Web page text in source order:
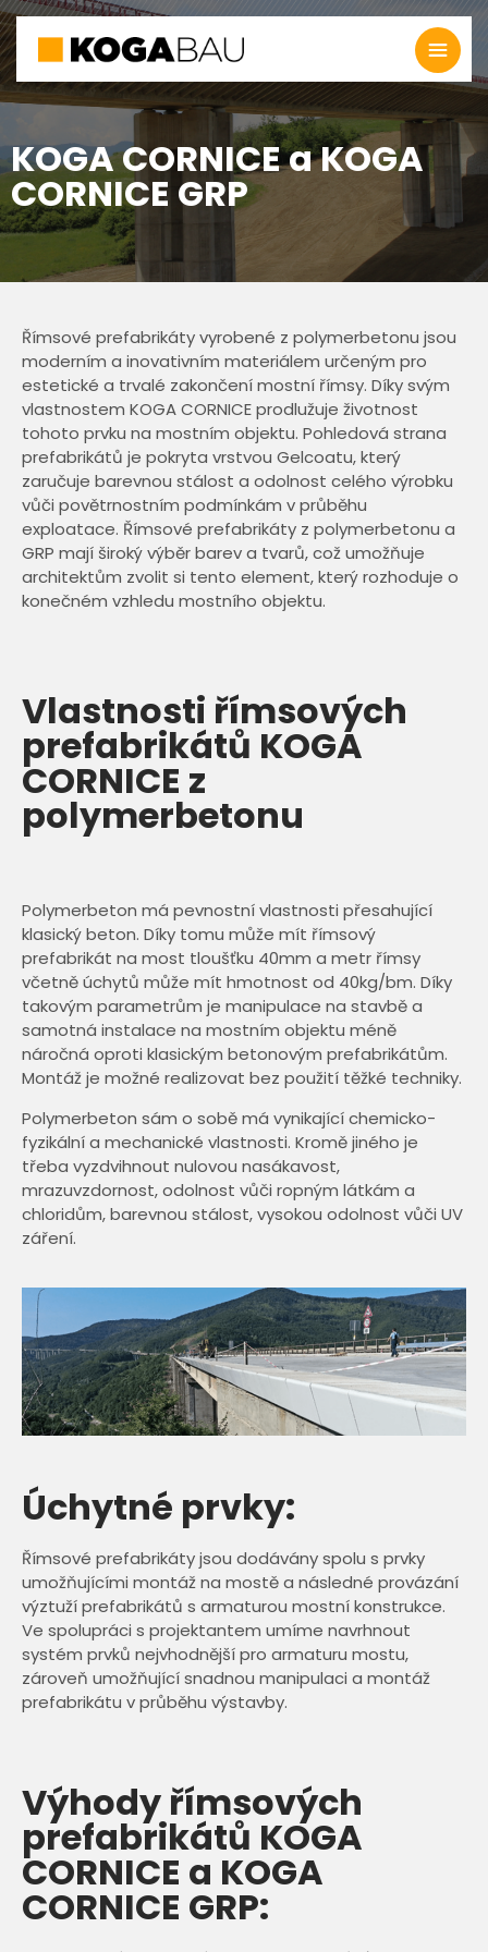
KOGA CORNICE a KOGA
CORNICE GRP
Římsové prefabrikáty vyrobené z polymerbetonu jsou
moderním a inovativním materiálem určeným pro
estetické a trvalé zakončení mostní římsy. Díky svým
vlastnostem KOGA CORNICE prodlužuje životnost
tohoto prvku na mostním objektu. Pohledová strana
prefabrikátů je pokryta vrstvou Gelcoatu, který
zaručuje barevnou stálost a odolnost celého výrobku
vůči povětrnostním podmínkám v průběhu
exploatace. Římsové prefabrikáty z polymerbetonu a
GRP mají široký výběr barev a tvarů, což umožňuje
architektům zvolit si tento element, který rozhoduje o
konečném vzhledu mostního objektu.
Vlastnosti římsových
prefabrikátů KOGA
CORNICE z
polymerbetonu
Polymerbeton má pevnostní vlastnosti přesahující
klasický beton. Díky tomu může mít římsový
prefabrikát na most tloušťku 40mm a metr římsy
včetně úchytů může mít hmotnost od 40kg/bm. Díky
takovým parametrům je manipulace na stavbě a
samotná instalace na mostním objektu méně
náročná oproti klasickým betonovým prefabrikátům.
Montáž je možné realizovat bez použití těžké techniky.
Polymerbeton sám o sobě má vynikající chemicko-
fyzikální a mechanické vlastnosti. Kromě jiného je
třeba vyzdvihnout nulovou nasákavost,
mrazuvzdornost, odolnost vůči ropným látkám a
chloridům, barevnou stálost, vysokou odolnost vůči UV
záření.
Úchytné prvky:
Římsové prefabrikáty jsou dodávány spolu s prvky
umožňujícími montáž na mostě a následné provázání
výztuží prefabrikátů s armaturou mostní konstrukce.
Ve spolupráci s projektantem umíme navrhnout
systém prvků nejvhodnější pro armaturu mostu,
zároveň umožňující snadnou manipulaci a montáž
prefabrikátu v průběhu výstavby.
Výhody římsových
prefabrikátů KOGA
CORNICE a KOGA
CORNICE GRP: